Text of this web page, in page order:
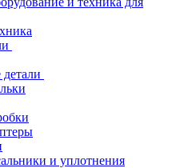
и уплотнения